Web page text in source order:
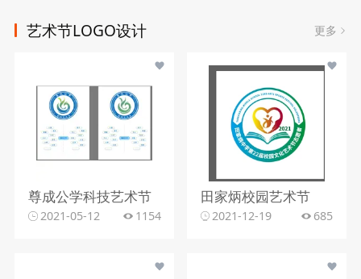
艺术节LOGO设计 更多
尊成公学科技艺术节
2021-05-12 1154
田家炳校园艺术节
2021-12-19 685